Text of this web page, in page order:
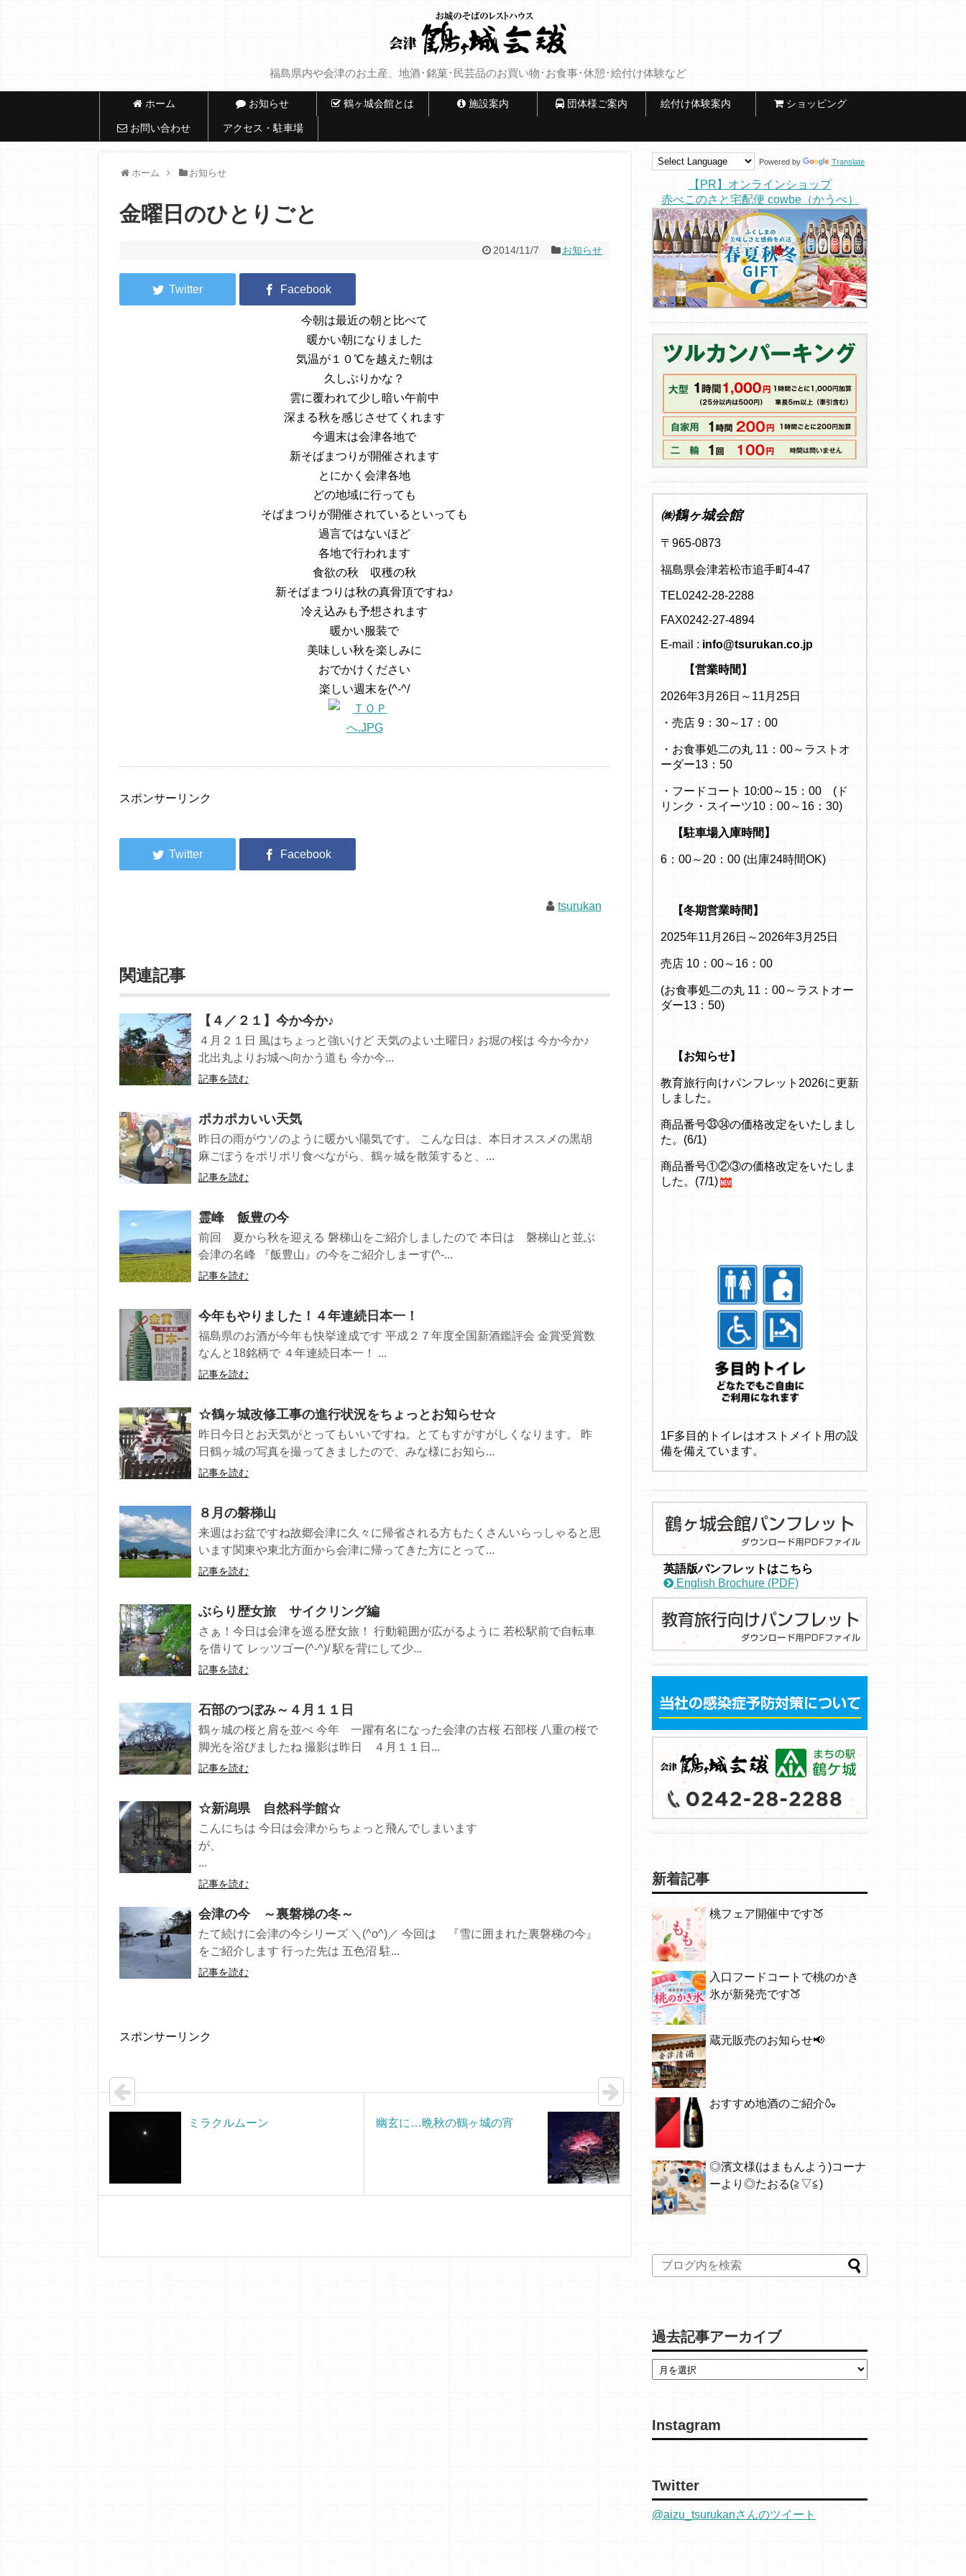
福島県内や会津のお土産、地酒･銘菓･民芸品のお買い物･お食事･休憩･絵付け体験など
ホーム お知らせ 鶴ヶ城会館とは 施設案内 団体様ご案内 絵付け体験案内 ショッピング
お問い合わせ アクセス・駐車場
ホーム お知らせ
金曜日のひとりごと
2014/11/7 お知らせ
今朝は最近の朝と比べて
暖かい朝になりました
気温が１０℃を越えた朝は
久しぶりかな？
雲に覆われて少し暗い午前中
深まる秋を感じさせてくれます
今週末は会津各地で
新そばまつりが開催されます
とにかく会津各地
どの地域に行っても
そばまつりが開催されているといっても
過言ではないほど
各地で行われます
食欲の秋 収穫の秋
新そばまつりは秋の真骨頂ですね♪
冷え込みも予想されます
暖かい服装で
美味しい秋を楽しみに
おでかけください
楽しい週末を(^-^/
スポンサーリンク
tsurukan
関連記事
【４／２１】今か今か♪
４月２１日 風はちょっと強いけど 天気のよい土曜日♪ お堀の桜は 今か今か♪
北出丸よりお城へ向かう道も 今か今...
記事を読む
ポカポカいい天気
昨日の雨がウソのように暖かい陽気です。 こんな日は、本日オススメの黒胡
麻ごぼうをポリポリ食べながら、鶴ヶ城を散策すると、...
記事を読む
霊峰 飯豊の今
前回 夏から秋を迎える 磐梯山をご紹介しましたので 本日は 磐梯山と並ぶ
会津の名峰 『飯豊山』の今をご紹介しまーす(^-...
記事を読む
今年もやりました！４年連続日本一！
福島県のお酒が今年も快挙達成です 平成２７年度全国新酒鑑評会 金賞受賞数
なんと18銘柄で ４年連続日本一！ ...
記事を読む
☆鶴ヶ城改修工事の進行状況をちょっとお知らせ☆
昨日今日とお天気がとってもいいですね。とてもすがすがしくなります。 昨
日鶴ヶ城の写真を撮ってきましたので、みな様にお知ら...
記事を読む
８月の磐梯山
来週はお盆ですね故郷会津に久々に帰省される方もたくさんいらっしゃると思
います関東や東北方面から会津に帰ってきた方にとって...
記事を読む
ぶらり歴女旅 サイクリング編
さぁ！今日は会津を巡る歴女旅！ 行動範囲が広がるように 若松駅前で自転車
を借りて レッツゴー(^-^)/ 駅を背にして少...
記事を読む
石部のつぼみ～４月１１日
鶴ヶ城の桜と肩を並べ 今年 一躍有名になった会津の古桜 石部桜 八重の桜で
脚光を浴びましたね 撮影は昨日 ４月１１日...
記事を読む
☆新潟県 自然科学館☆
こんにちは 今日は会津からちょっと飛んでしまいます
が、
...
記事を読む
会津の今 ～裏磐梯の冬～
たて続けに会津の今シリーズ ＼(^o^)／ 今回は 『雪に囲まれた裏磐梯の今』
をご紹介します 行った先は 五色沼 駐...
記事を読む
スポンサーリンク
ミラクルムーン 幽玄に…晩秋の鶴ヶ城の宵
Powered by Translate
【PR】オンラインショップ
赤べこのさと宅配便 cowbe（かうべ）
㈱鶴ヶ城会館
〒965-0873
福島県会津若松市追手町4-47
TEL0242-28-2288
FAX0242-27-4894
E-mail : info@tsurukan.co.jp
【営業時間】
2026年3月26日～11月25日
・売店 9：30～17：00
・お食事処二の丸 11：00～ラストオ
ーダー13：50
・フードコート 10:00～15：00 (ド
リンク・スイーツ10：00～16：30)
【駐車場入庫時間】
6：00～20：00 (出庫24時間OK)
【冬期営業時間】
2025年11月26日～2026年3月25日
売店 10：00～16：00
(お食事処二の丸 11：00～ラストオー
ダー13：50)
【お知らせ】
教育旅行向けパンフレット2026に更新
しました。
商品番号㉝㉞の価格改定をいたしまし
た。(6/1)
商品番号①②③の価格改定をいたしま
した。(7/1)
1F多目的トイレはオストメイト用の設
備を備えています。
英語版パンフレットはこちら
English Brochure (PDF)
新着記事
桃フェア開催中です🍑
入口フードコートで桃のかき
氷が新発売です🍑
蔵元販売のお知らせ📢
おすすめ地酒のご紹介🍶
◎濱文様(はまもんよう)コーナ
ーより◎たおる(≧▽≦)
過去記事アーカイブ
Instagram
Twitter
@aizu_tsurukanさんのツイート